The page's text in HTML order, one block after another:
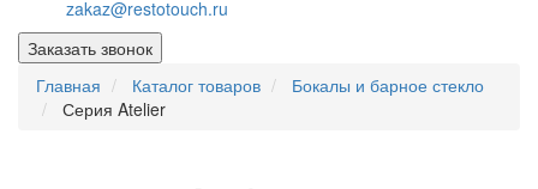
zakaz@restotouch.ru
Заказать звонок
Главная
Каталог товаров
Бокалы и барное стекло
Серия Atelier